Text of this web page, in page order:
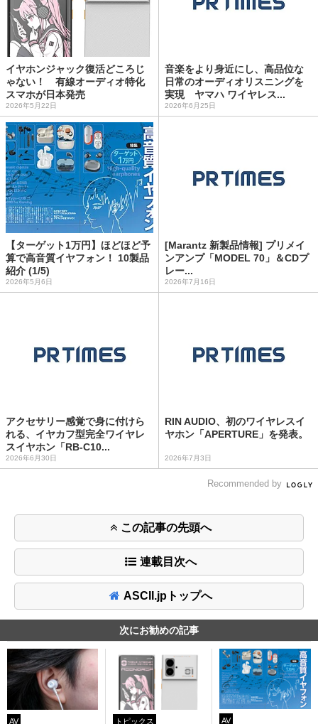
イヤホンジャック復活どころじ
ゃない！ 有線オーディオ特化
スマホが日本発売
2026年5月22日
音楽をより身近にし、高品位な
日常のオーディオリスニングを
実現 ヤマハ ワイヤレス...
2026年6月25日
【ターゲット1万円】ほどほど予
算で高音質イヤフォン！ 10製品
紹介 (1/5)
2026年5月6日
[Marantz 新製品情報] プリメイ
ンアンプ「MODEL 70」＆CDプ
レー...
2026年7月16日
アクセサリー感覚で身に付けら
れる、イヤカフ型完全ワイヤレ
スイヤホン「RB-C10...
2026年6月30日
RIN AUDIO、初のワイヤレスイ
ヤホン「APERTURE」を発表。
2026年7月3日
Recommended by
この記事の先頭へ
連載目次へ
ASCII.jpトップへ
次にお勧めの記事
AV トピックス AV